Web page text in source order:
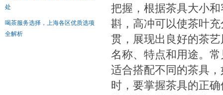
处
喝茶服务选择，上海各区优质选项
全解析
把握，根据茶具大小
斟，高冲可以使茶叶
贯，展现出良好的茶
名称、特点和用途。
适合搭配不同的茶具
时，要掌握茶具的正